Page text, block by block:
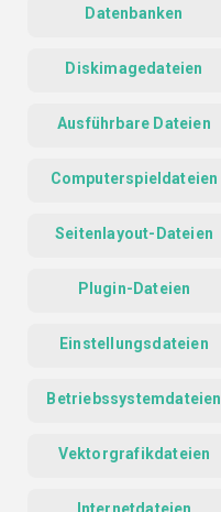
Datenbanken
Diskimagedateien
Ausführbare Dateien
Computerspieldateien
Seitenlayout-Dateien
Plugin-Dateien
Einstellungsdateien
Betriebssystemdateien
Vektorgrafikdateien